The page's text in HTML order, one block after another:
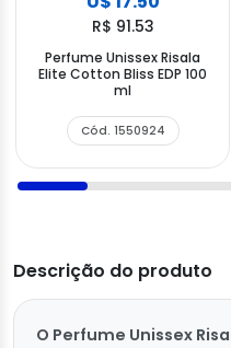
R$ 91.53
Perfume Unissex Risala
Elite Cotton Bliss EDP 100
ml
Cód. 1550924
Descrição do produto
O Perfume Unissex